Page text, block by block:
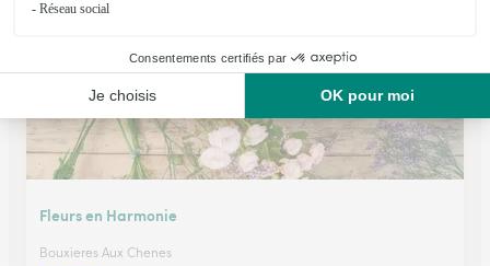
Fleurs en Harmonie
Bouxieres Aux Chenes